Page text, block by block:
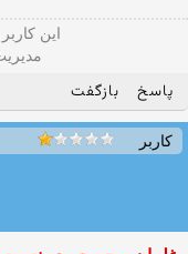
این
پاسخ بازگفت
کاربر